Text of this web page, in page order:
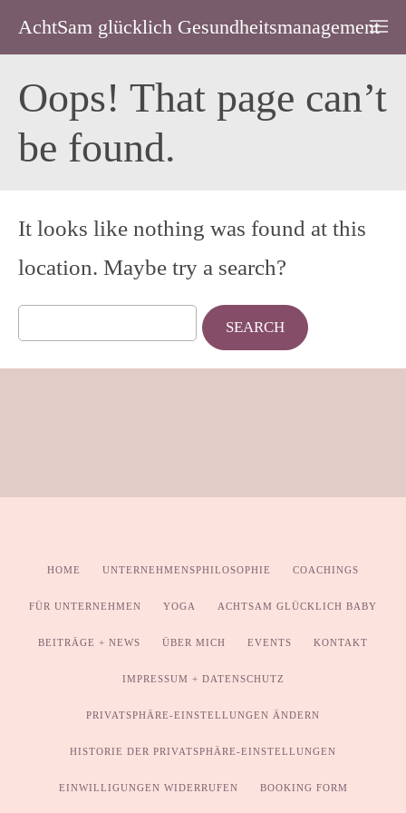
AchtSam glücklich Gesundheitsmanagement
Oops! That page can’t
be found.
It looks like nothing was found at this
location. Maybe try a search?
for:
HOME UNTERNEHMENSPHILOSOPHIE COACHINGS
FÜR UNTERNEHMEN YOGA ACHTSAM GLÜCKLICH BABY
BEITRÄGE + NEWS ÜBER MICH EVENTS KONTAKT
IMPRESSUM + DATENSCHUTZ
PRIVATSPHÄRE-EINSTELLUNGEN ÄNDERN
HISTORIE DER PRIVATSPHÄRE-EINSTELLUNGEN
EINWILLIGUNGEN WIDERRUFEN BOOKING FORM